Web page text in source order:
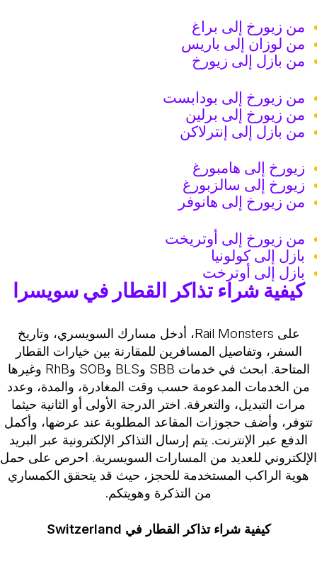
من زيورخ إلى براغ
من لوزان إلى باريس
من بازل إلى زيورخ
من زيورخ إلى بودابست
من زيورخ إلى برلين
من بازل إلى إنترلاكن
زيورخ إلى هامبورغ
زيورخ إلى سالزبورغ
من زيورخ إلى هانوفر
من زيورخ إلى أوتريخت
بازل إلى كولونيا
بازل إلى أوترخت
كيفية شراء تذاكر القطار في سويسرا
على Rail Monsters، أدخل مسارك السويسري، وتاريخ
السفر، وتفاصيل المسافرين للمقارنة بين خيارات القطار
المتاحة. ابحث في خدمات SBB وBLS وSOB وRhB وغيرها
من الخدمات المدعومة حسب وقت المغادرة، والمدة، وعدد
مرات التبديل، والتعرفة. اختر الدرجة الأولى أو الثانية حيثما
تتوفر، وأضف حجوزات المقاعد المطلوبة عند عرضها، وأكمل
الدفع عبر الإنترنت. يتم إرسال التذاكر الإلكترونية عبر البريد
للعديد من المسارات السويسرية. احرص على حمل
هوية الراكب المستخدمة للحجز، حيث قد يتحقق الكمساري
من التذكرة وهويتكم.
كيفية شراء تذاكر القطار في Switzerland